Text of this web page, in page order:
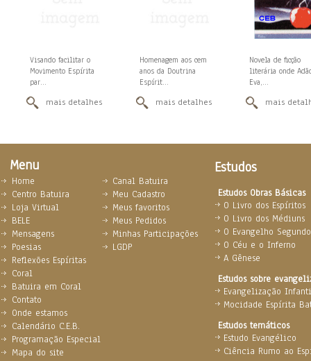
Visando facilitar o
Movimento Espírita
par...
mais detalhes
Homenagem aos cem
anos da Doutrina
Espírit...
mais detalhes
Novela de ficção
literária onde
Eva,...
mais
Menu Estudos
Estudos Obras Básicas
O Livro dos Espíritos
O Livro dos Médiuns
O Evangelho
O Céu e o Inferno
A Gênese
Estudos sobre
Evangelização
Mocidade Espírita
Estudos temáticos
Estudo Evangélico
Ciência Rumo ao
Home
Centro Batuira
Loja Virtual
BELE
Mensagens
Poesias
Reflexões Espíritas
Coral
Batuira em Coral
Contato
Onde estamos
Calendário C.E.B.
Programação Especial
Mapa do site
Canal Batuira
Meu Cadastro
Meus favoritos
Meus Pedidos
Minhas Participações
LGDP